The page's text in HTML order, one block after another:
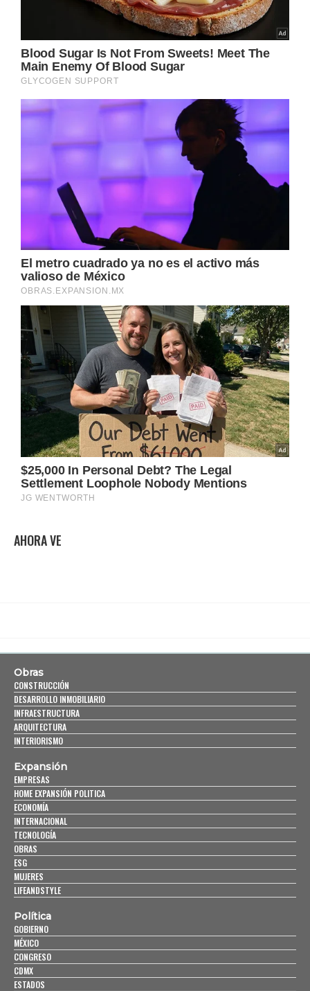
AHORA VE
Obras
CONSTRUCCIÓN
DESARROLLO INMOBILIARIO
INFRAESTRUCTURA
ARQUITECTURA
INTERIORISMO
Expansión
EMPRESAS
HOME EXPANSIÓN POLITICA
ECONOMÍA
INTERNACIONAL
TECNOLOGÍA
OBRAS
ESG
MUJERES
LIFEANDSTYLE
Política
GOBIERNO
MÉXICO
CONGRESO
CDMX
ESTADOS